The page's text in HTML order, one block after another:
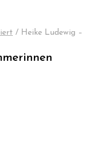
/ Heike Ludewig –